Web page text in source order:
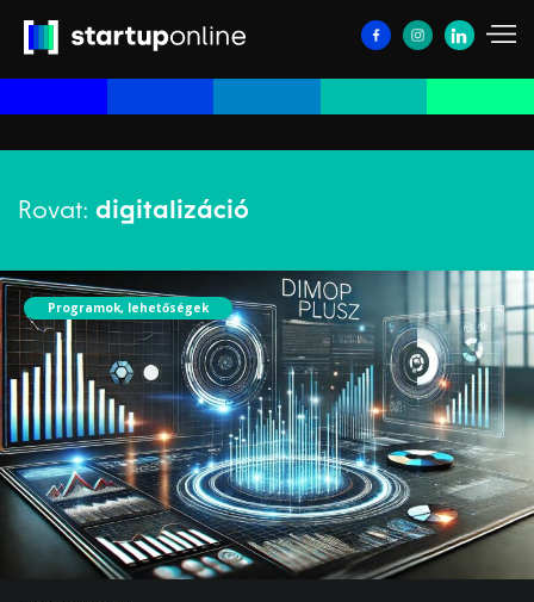
Rovat: digitalizáció
Programok, lehetőségek